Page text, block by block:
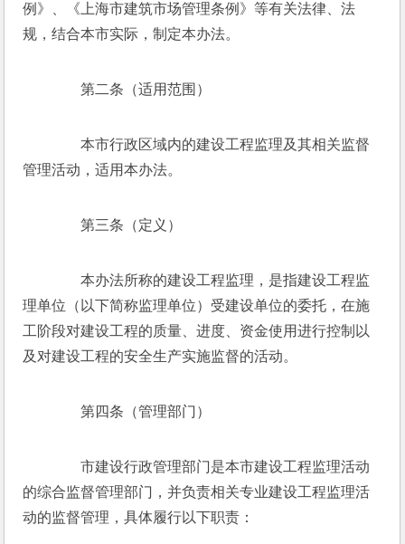
例》、《上海市建筑市场管理条例》等有关法律、法
规，结合本市实际，制定本办法。
第二条（适用范围）
本市行政区域内的建设工程监理及其相关监督
管理活动，适用本办法。
第三条（定义）
本办法所称的建设工程监理，是指建设工程监
理单位（以下简称监理单位）受建设单位的委托，在施
工阶段对建设工程的质量、进度、资金使用进行控制以
及对建设工程的安全生产实施监督的活动。
第四条（管理部门）
市建设行政管理部门是本市建设工程监理活动
的综合监督管理部门，并负责相关专业建设工程监理活
动的监督管理，具体履行以下职责：